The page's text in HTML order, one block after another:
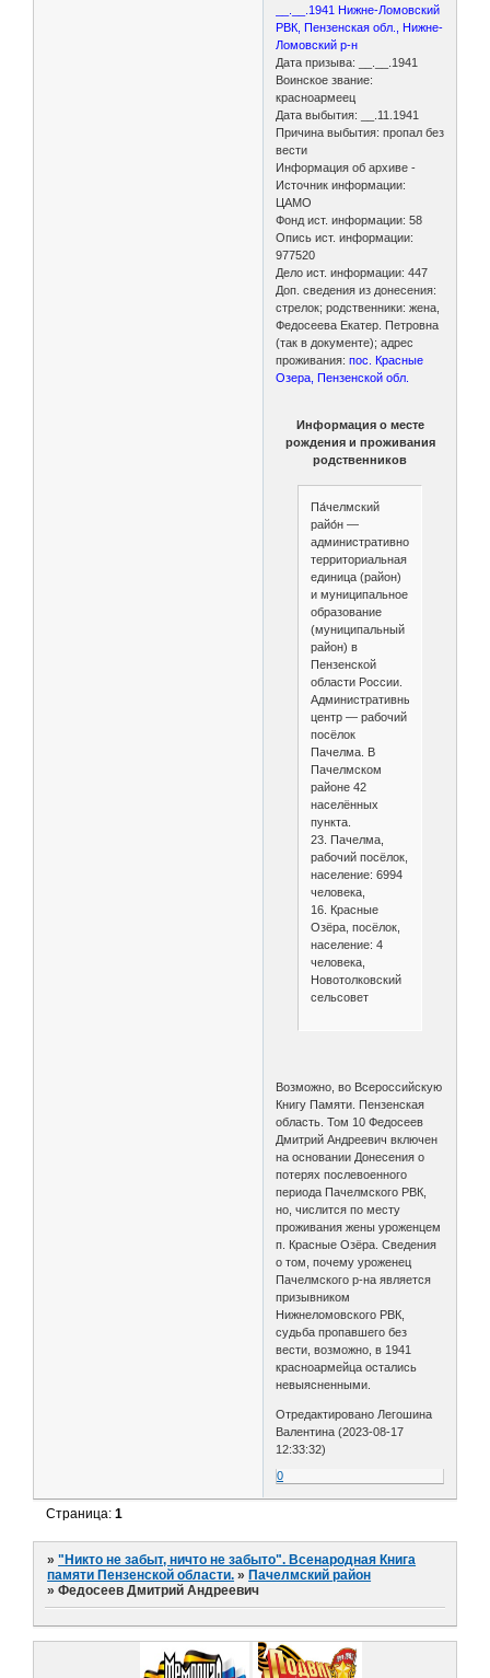
__.__.1941 Нижне-Ломовский
РВК, Пензенская обл., Нижне-
Ломовский р-н
Дата призыва: __.__.1941
Воинское звание:
красноармеец
Дата выбытия: __.11.1941
Причина выбытия: пропал без
вести
Информация об архиве -
Источник информации:
ЦАМО
Фонд ист. информации: 58
Опись ист. информации:
977520
Дело ист. информации: 447
Доп. сведения из донесения:
стрелок; родственники: жена,
Федосеева Екатер. Петровна
(так в документе); адрес
проживания:пос. Красные
Озера, Пензенской обл.
Информация о месте
рождения и проживания
родственников
Па́челмский
райо́н —
административно-
территориальная
единица (район)
и муниципальное
образование
(муниципальный
район) в
Пензенской
области России.
Административный
центр — рабочий
посёлок
Пачелма. В
Пачелмском
районе 42
населённых
пункта.
23. Пачелма,
рабочий посёлок,
население: 6994
человека,
16. Красные
Озёра, посёлок,
население: 4
человека,
Новотолковский
сельсовет
Возможно, во Всероссийскую
Книгу Памяти. Пензенская
область. Том 10 Федосеев
Дмитрий Андреевич включен
на основании Донесения о
потерях послевоенного
периода Пачелмского РВК,
но, числится по месту
проживания жены уроженцем
п. Красные Озёра. Сведения
о том, почему уроженец
Пачелмского р-на является
призывником
Нижнеломовского РВК,
судьба пропавшего без
вести, возможно, в 1941
красноармейца остались
невыясненными.
Отредактировано Легошина
Валентина (2023-08-17
12:33:32)
0
Страница:1
»"Никто не забыт, ничто не забыто". Всенародная Книга
памяти Пензенской области. » Пачелмский район
»Федосеев Дмитрий Андреевич